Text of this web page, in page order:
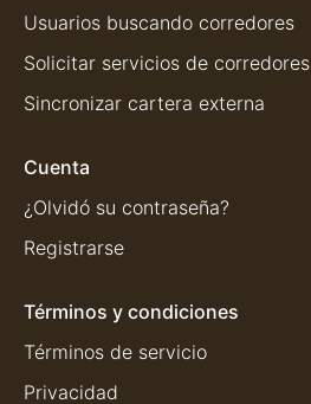
Usuarios buscando corredores
Solicitar servicios de corredores
Sincronizar cartera externa
Cuenta
¿Olvidó su contraseña?
Registrarse
Términos y condiciones
Términos de servicio
Privacidad